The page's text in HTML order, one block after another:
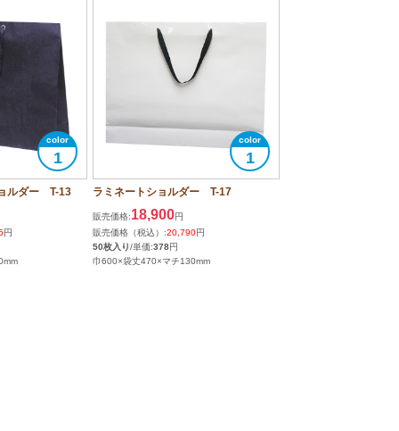
1
ルダー T-13
円
1
ラミネートショルダー T-17
販売価格:18,900円
販売価格（税込）:20,790円
50枚入り/単価:378円
巾600×袋丈470×マチ130mm